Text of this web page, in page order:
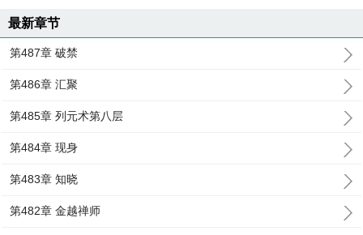
最新章节
第487章 破禁
第486章 汇聚
第485章 列元术第八层
第484章 现身
第483章 知晓
第482章 金越禅师